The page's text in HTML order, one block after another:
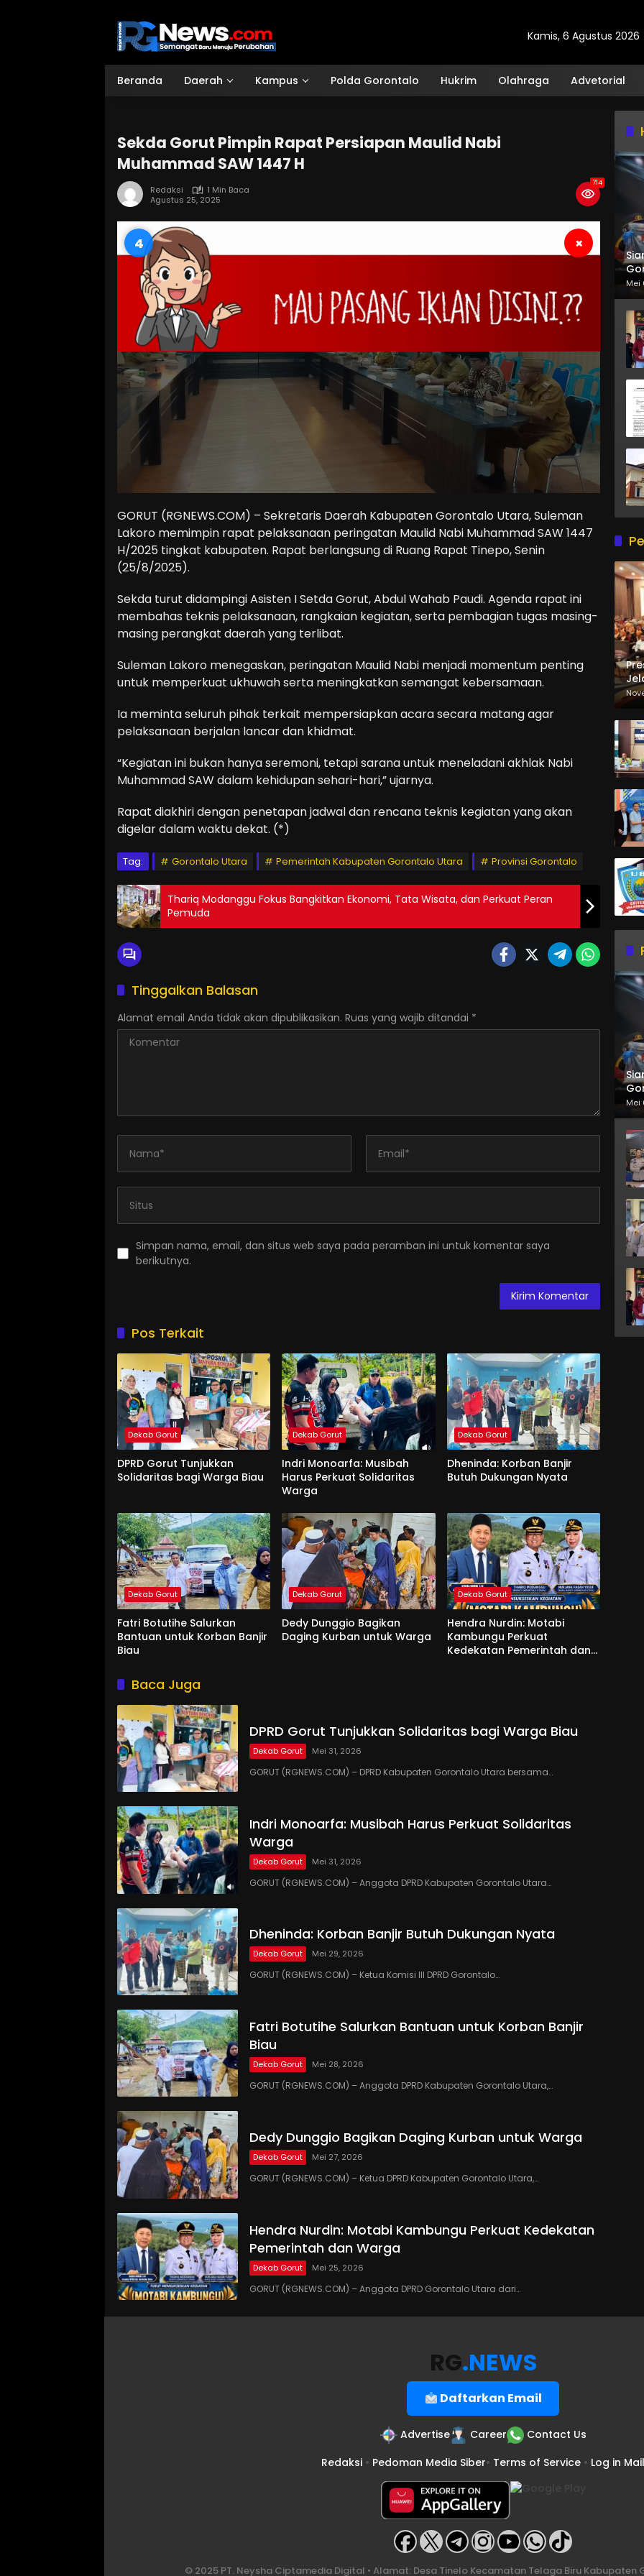
Kamis, 6 Agustus 2026
Beranda Daerah Kampus Polda Gorontalo Hukrim Olahraga Advetorial
Sekda Gorut Pimpin Rapat Persiapan Maulid Nabi
Muhammad SAW 1447 H
Redaksi
1 Min Baca
Agustus 25, 2025
714
3 ×
GORUT (RGNEWS.COM) – Sekretaris Daerah Kabupaten Gorontalo Utara, Suleman
Lakoro memimpin rapat pelaksanaan peringatan Maulid Nabi Muhammad SAW 1447
H/2025 tingkat kabupaten. Rapat berlangsung di Ruang Rapat Tinepo, Senin
(25/8/2025).
Sekda turut didampingi Asisten I Setda Gorut, Abdul Wahab Paudi. Agenda rapat ini
membahas teknis pelaksanaan, rangkaian kegiatan, serta pembagian tugas masing-
masing perangkat daerah yang terlibat.
Suleman Lakoro menegaskan, peringatan Maulid Nabi menjadi momentum penting
untuk memperkuat ukhuwah serta meningkatkan semangat kebersamaan.
Ia meminta seluruh pihak terkait mempersiapkan acara secara matang agar
pelaksanaan berjalan lancar dan khidmat.
“Kegiatan ini bukan hanya seremoni, tetapi sarana untuk meneladani akhlak Nabi
Muhammad SAW dalam kehidupan sehari-hari,” ujarnya.
Rapat diakhiri dengan penetapan jadwal dan rencana teknis kegiatan yang akan
digelar dalam waktu dekat. (*)
Tag: Gorontalo Utara Pemerintah Kabupaten Gorontalo Utara Provinsi Gorontalo
Thariq Modanggu Fokus Bangkitkan Ekonomi, Tata Wisata, dan Perkuat Peran
Pemuda
Tinggalkan Balasan
Alamat email Anda tidak akan dipublikasikan. Ruas yang wajib ditandai *
Simpan nama, email, dan situs web saya pada peramban ini untuk komentar saya
berikutnya.
Pos Terkait
Dekab Gorut
DPRD Gorut Tunjukkan
Solidaritas bagi Warga Biau
Dekab Gorut
Indri Monoarfa: Musibah
Harus Perkuat Solidaritas
Warga
Dekab Gorut
Dheninda: Korban Banjir
Butuh Dukungan Nyata
Dekab Gorut
Fatri Botutihe Salurkan
Bantuan untuk Korban Banjir
Biau
Dekab Gorut
Dedy Dunggio Bagikan
Daging Kurban untuk Warga
Dekab Gorut
Hendra Nurdin: Motabi
Kambungu Perkuat
Kedekatan Pemerintah dan
Baca Juga
DPRD Gorut Tunjukkan Solidaritas bagi Warga Biau
Dekab Gorut Mei 31, 2026
GORUT (RGNEWS.COM) – DPRD Kabupaten Gorontalo Utara bersama…
Indri Monoarfa: Musibah Harus Perkuat Solidaritas
Warga
Dekab Gorut Mei 31, 2026
GORUT (RGNEWS.COM) – Anggota DPRD Kabupaten Gorontalo Utara…
Dheninda: Korban Banjir Butuh Dukungan Nyata
Dekab Gorut Mei 29, 2026
GORUT (RGNEWS.COM) – Ketua Komisi III DPRD Gorontalo…
Fatri Botutihe Salurkan Bantuan untuk Korban Banjir
Biau
Dekab Gorut Mei 28, 2026
GORUT (RGNEWS.COM) – Anggota DPRD Kabupaten Gorontalo Utara,…
Dedy Dunggio Bagikan Daging Kurban untuk Warga
Dekab Gorut Mei 27, 2026
GORUT (RGNEWS.COM) – Ketua DPRD Kabupaten Gorontalo Utara,…
Hendra Nurdin: Motabi Kambungu Perkuat Kedekatan
Pemerintah dan Warga
Dekab Gorut Mei 25, 2026
GORUT (RGNEWS.COM) – Anggota DPRD Gorontalo Utara dari…
Mei
Mei
RG.NEWS
Daftarkan Email
Advertise Career
Contact Us
Redaksi • Pedoman Media Siber• Terms of Service • Log in Mail
© 2025 PT. Neysha Ciptamedia Digital • Alamat: Desa Tinelo Kecamatan Telaga Biru